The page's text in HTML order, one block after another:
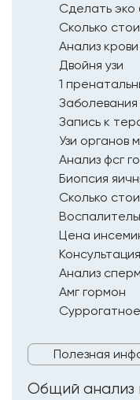
Сделать эко
Сколько
Анализ
Двойня узи
1
Запись к
Узи органов
Анализ фсг
Биопсия
Сколько
Цена
Анализ сперм
Амг гормон
Полезная
Общий анализ